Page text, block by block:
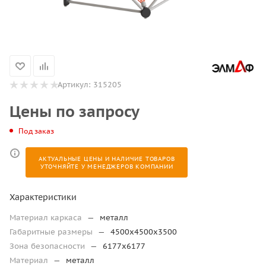
Артикул: 315205
Цены по запросу
Под заказ
АКТУАЛЬНЫЕ ЦЕНЫ И НАЛИЧИЕ ТОВАРОВ
УТОЧНЯЙТЕ У МЕНЕДЖЕРОВ КОМПАНИИ
Характеристики
Материал каркаса —
металл
Габаритные размеры
—
4500х4500х3500
Зона безопасности
—
6177х6177
Материал
—
металл